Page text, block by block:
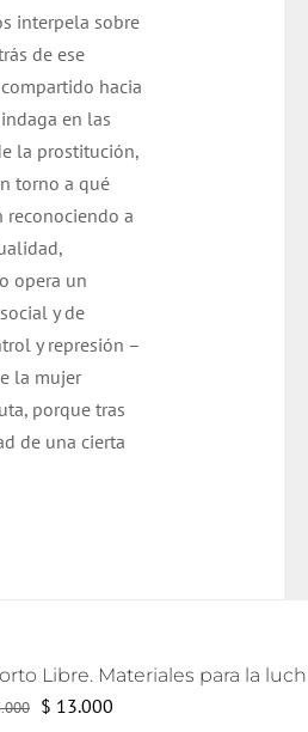
era:
$ 14.000.
es:
$ 9.600.
interpela sobre
de ese
hacia
en las
la prostitución,
torno a qué
reconociendo a
opera un
y de
y represión –
la mujer
porque tras
de una cierta
El
$ 13.000El